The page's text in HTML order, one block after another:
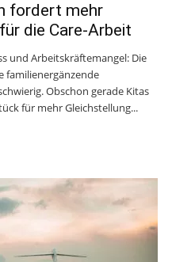
fordert mehr
die Care-Arbeit
und Arbeitskräftemangel: Die
familienergänzende
Obschon gerade Kitas
für mehr Gleichstellung...